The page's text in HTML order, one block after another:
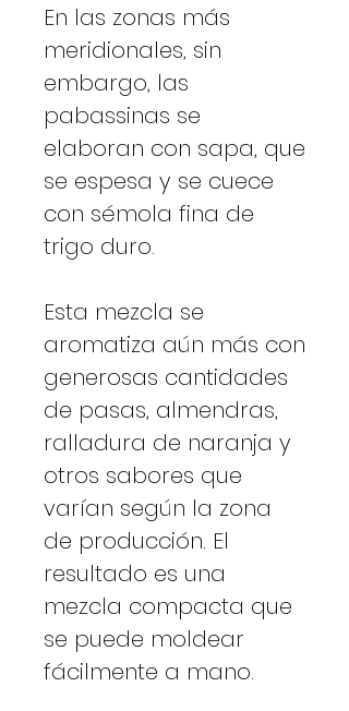
En las zonas más
meridionales, sin
embargo, las
pabassinas se
elaboran con sapa, que
se espesa y se cuece
con sémola fina de
trigo duro.
Esta mezcla se
aromatiza aún más con
generosas cantidades
de pasas, almendras,
ralladura de naranja y
otros sabores que
varían según la zona
de producción. El
resultado es una
mezcla compacta que
se puede moldear
fácilmente a mano.